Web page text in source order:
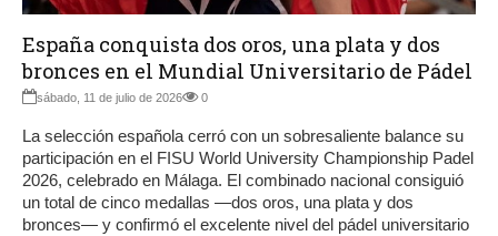
España conquista dos oros, una plata y dos
bronces en el Mundial Universitario de Pádel
sábado, 11 de julio de 2026 0
La selección española cerró con un sobresaliente balance su
participación en el FISU World University Championship Padel
2026, celebrado en Málaga. El combinado nacional consiguió
un total de cinco medallas —dos oros, una plata y dos
bronces— y confirmó el excelente nivel del pádel universitario